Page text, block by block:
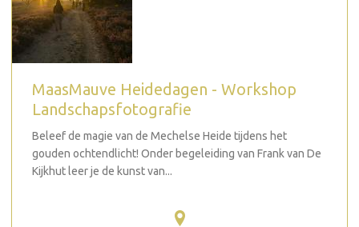
MaasMauve Heidedagen - Workshop
Landschapsfotografie
Beleef de magie van de Mechelse Heide tijdens het
gouden ochtendlicht! Onder begeleiding van Frank van De
Kijkhut leer je de kunst van...